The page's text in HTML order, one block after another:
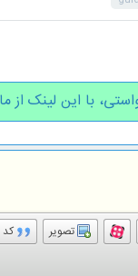
با این لینک
تصویر کد